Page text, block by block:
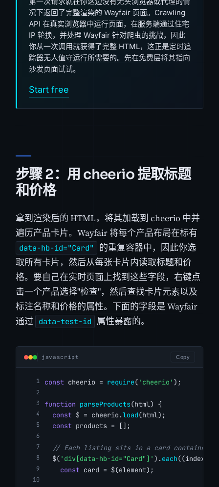
况下返回了完整渲染的 Wayfair 页面。Crawling
API 在真实浏览器中运行页面，在服务端通过住宅
IP 轮换，并处理 Wayfair 针对爬虫的挑战，因此
你从一次调用就获得了完整 HTML，这正是定时追
踪器无人值守运行所需要的。先在免费层将其指向
沙发页面试试。
Start free
步骤 2：用 cheerio 提取标题
和价格
拿到渲染后的 HTML，将其加载到 cheerio 中并
遍历产品卡片。Wayfair 将每个产品布局在标有
data-hb-id="Card"
的重复容器中，因此你选
取所有卡片，然后从每张卡片内读取标题和价
格。要自己在实时页面上找到这些字段，右键点
击一个产品选择"检查"，然后查找卡片元素以及
标注名称和价格的属性。下面的字段是 Wayfair
通过 data-test-id 属性暴露的。
javascript Copy
const cheerio = require( 'cheerio' );
function parseProducts(html) {
const $ = cheerio.load(html);
const products = [];
// Each listing sits in a card container
  $(
'div[data-hb-id="Card"]' ). each((index,
const card = $(element);